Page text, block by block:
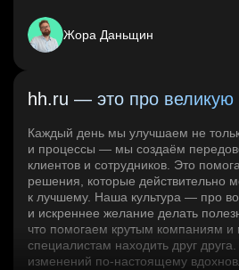
Жора Даньщин
hh.ru — это про великую
Каждый день мы улучшаем не
и процессы — мы создаём
клиентов и сотрудников. Это
решения, которые действительно
к лучшему. Наша культура — про
и искреннее желание делать
что помогаем крутым компаниям и
специалистам находить друг
изменений по‑настоящему